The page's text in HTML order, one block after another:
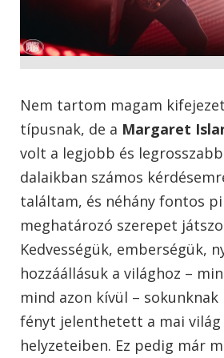
Nem tartom magam
típusnak, de a Margaret
volt a legjobb és
dalaikban számos
találtam, és néhány fontos
meghatározó szerepet
Kedvességük, emberségük,
hozzáállásuk a világhoz –
mind azon kívül –
fényt jelenthetett a mai
helyzeteiben. Ez pedig már